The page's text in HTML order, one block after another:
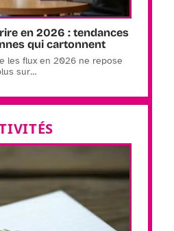
en 2026 : tendances
qui cartonnent
les flux en 2026 ne repose
sur…